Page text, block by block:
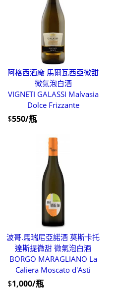
阿格西酒廠 馬爾瓦西亞微甜
微氣泡白酒
VIGNETI GALASSI Malvasia
Dolce Frizzante
$550/瓶
波哥.馬瑞尼亞諾酒 莫斯卡托
達斯提微甜 微氣泡白酒
BORGO MARAGLIANO La
Caliera Moscato d'Asti
$1,000/瓶